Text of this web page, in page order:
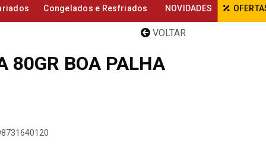
Congelados e Resfriados NOVIDADES
VOLTAR
80GR BOA PALHA